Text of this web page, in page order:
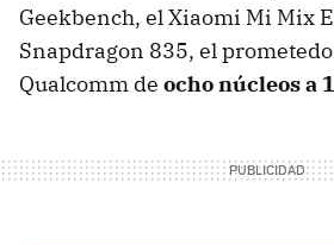
Geekbench, el Xiaomi Mi Mix
Snapdragon 835, el
Qualcomm de ocho núcleos a